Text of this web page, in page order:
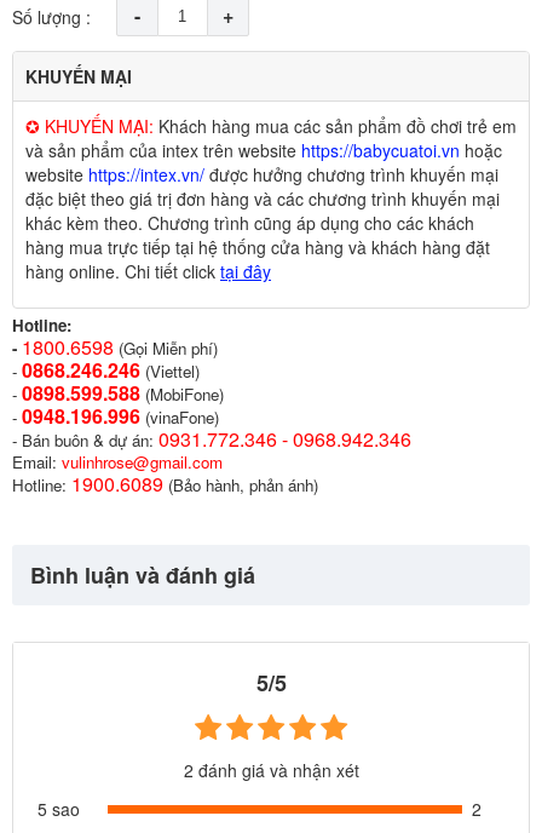
Số lượng : - +
KHUYẾN MẠI
✪ KHUYẾN MẠI: Khách hàng mua các sản phẩm đồ chơi trẻ em
và sản phẩm của intex trên website https://babycuatoi.vn hoặc
website https://intex.vn/ được hưởng chương trình khuyến mại
đặc biệt theo giá trị đơn hàng và các chương trình khuyến mại
khác kèm theo. Chương trình cũng áp dụng cho các khách
hàng mua trực tiếp tại hệ thống cửa hàng và khách hàng đặt
hàng online. Chi tiết click tại đây
Hotline:
- 1800.6598 (Gọi Miễn phí)
- 0868.246.246 (Viettel)
- 0898.599.588 (MobiFone)
- 0948.196.996 (vinaFone)
- Bán buôn & dự án: 0931.772.346 - 0968.942.346
Email: vulinhrose@gmail.com
Hotline: 1900.6089 (Bảo hành, phản ánh)
Bình luận và đánh giá
5/5
2 đánh giá và nhận xét
5 sao
2